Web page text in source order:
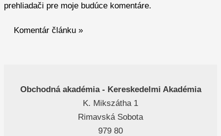
prehliadači pre moje budúce komentáre.
Obchodná akadémia - Kereskedelmi Akadémia
K. Mikszátha 1
Rimavská Sobota
979 80